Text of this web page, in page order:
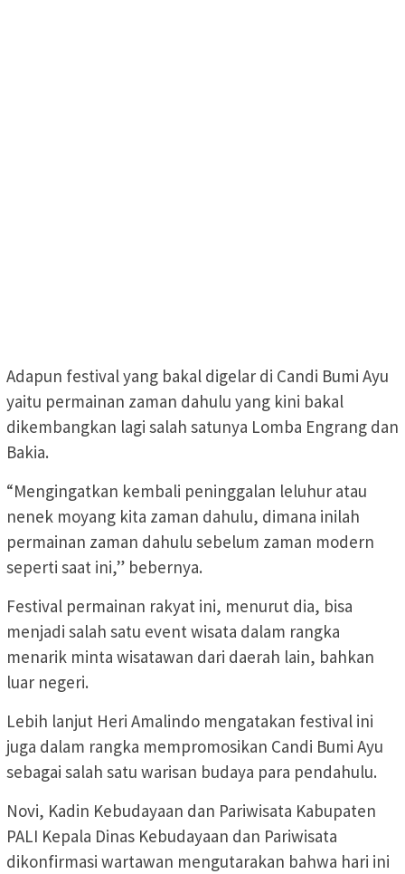
Adapun festival yang bakal digelar di Candi Bumi Ayu
yaitu permainan zaman dahulu yang kini bakal
dikembangkan lagi salah satunya Lomba Engrang dan
Bakia.
“Mengingatkan kembali peninggalan leluhur atau
nenek moyang kita zaman dahulu, dimana inilah
permainan zaman dahulu sebelum zaman modern
seperti saat ini,” bebernya.
Festival permainan rakyat ini, menurut dia, bisa
menjadi salah satu event wisata dalam rangka
menarik minta wisatawan dari daerah lain, bahkan
luar negeri.
Lebih lanjut Heri Amalindo mengatakan festival ini
juga dalam rangka mempromosikan Candi Bumi Ayu
sebagai salah satu warisan budaya para pendahulu.
Novi, Kadin Kebudayaan dan Pariwisata Kabupaten
PALI Kepala Dinas Kebudayaan dan Pariwisata
dikonfirmasi wartawan mengutarakan bahwa hari ini